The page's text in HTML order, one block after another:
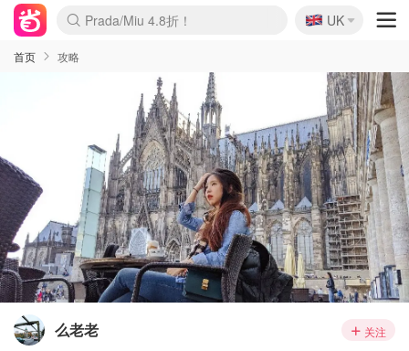
Prada/Miu 4.8折！
🇬🇧
UK
首页 攻略
么老老 关注